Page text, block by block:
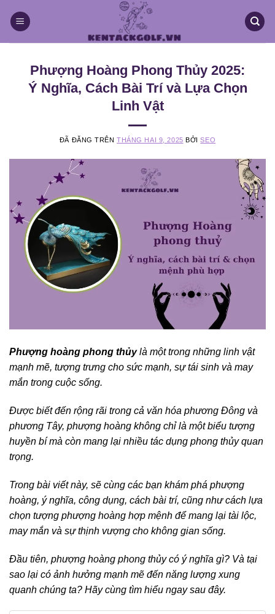
đến
Phượng Hoàng Phong Thủy 2025:
Ý Nghĩa, Cách Bài Trí và Lựa Chọn
Linh Vật
ĐÃ ĐĂNG TRÊNTHÁNG HAI 9, 2025 BỞISEO
Phượng hoàng phong thủylà một trong những linh vật
mạnh mẽ, tượng trưng cho sức mạnh, sự tái sinh và may
mắn trong cuộc sống.
Được biết đến rộng rãi trong cả văn hóa phương Đông và
phương Tây, phượng hoàng không chỉ là một biểu tượng
huyền bí mà còn mang lại nhiều tác dụng phong thủy quan
trọng.
Trong bài viết này, sẽ cùng các bạn khám phá phượng
hoàng, ý nghĩa, công dụng, cách bài trí, cũng như cách lựa
chọn tượng phượng hoàng hợp mệnh để mang lại tài lộc,
may mắn và sự thịnh vượng cho không gian sống.
Đầu tiên, phượng hoàng phong thủy có ý nghĩa gì? Và tại
sao lại có ảnh hưởng mạnh mẽ đến năng lượng xung
quanh chúng ta? Hãy cùng tìm hiểu ngay sau đây.